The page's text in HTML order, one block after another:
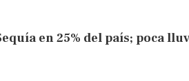
en 25% del país; poca